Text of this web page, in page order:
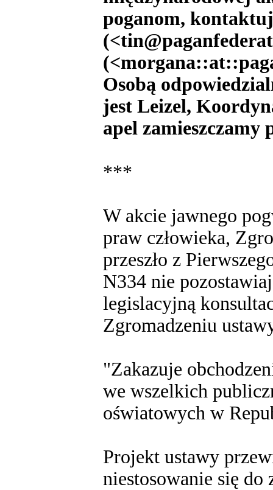
poganom,
Osobą
jest Leizel,
apel zamieszczamy
***
W akcie jawnego
praw człowieka,
przeszło z
N334 nie
legislacyjną
Zgromadzeniu
"Zakazuje
we wszelkich
oświatowych w
Projekt ustawy
niestosowanie się do